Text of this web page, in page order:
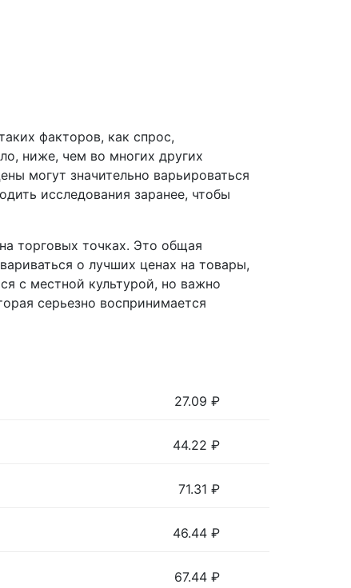
факторов, как спрос,
ниже, чем во многих других
могут значительно варьироваться
исследования заранее, чтобы
торговых точках. Это общая
о лучших ценах на товары,
с местной культурой, но важно
серьезно воспринимается
27.09 ₽
44.22 ₽
71.31 ₽
46.44 ₽
67.44 ₽